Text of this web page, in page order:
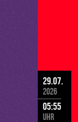
29.07.
2026
05:55
Uhr